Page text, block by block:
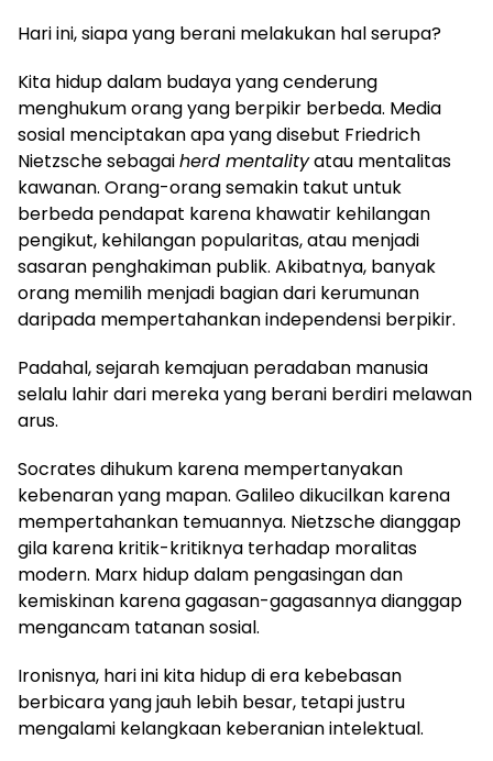
Hari ini, siapa yang berani melakukan hal serupa?
Kita hidup dalam budaya yang cenderung
menghukum orang yang berpikir berbeda. Media
sosial menciptakan apa yang disebut Friedrich
Nietzsche sebagaiherd mentalityatau mentalitas
kawanan. Orang-orang semakin takut untuk
berbeda pendapat karena khawatir kehilangan
pengikut, kehilangan popularitas, atau menjadi
sasaran penghakiman publik. Akibatnya, banyak
orang memilih menjadi bagian dari kerumunan
daripada mempertahankan independensi berpikir.
Padahal, sejarah kemajuan peradaban manusia
selalu lahir dari mereka yang berani berdiri melawan
arus.
Socrates dihukum karena mempertanyakan
kebenaran yang mapan. Galileo dikucilkan karena
mempertahankan temuannya. Nietzsche dianggap
gila karena kritik-kritiknya terhadap moralitas
modern. Marx hidup dalam pengasingan dan
kemiskinan karena gagasan-gagasannya dianggap
mengancam tatanan sosial.
Ironisnya, hari ini kita hidup di era kebebasan
berbicara yang jauh lebih besar, tetapi justru
mengalami kelangkaan keberanian intelektual.